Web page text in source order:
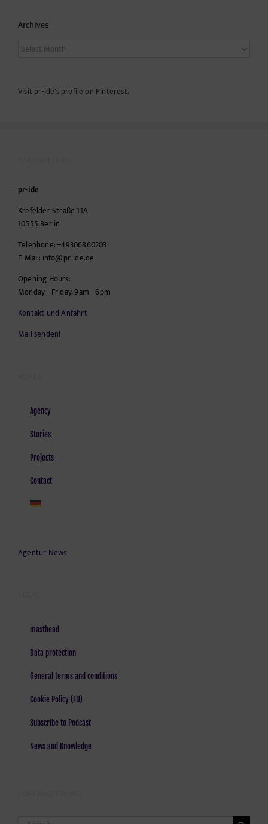
Archives
Archives
Visit pr-ide's profile on Pinterest.
pr-ide
Krefelder Straße 11A
10555 Berlin
Telephone:+49306860203
E-Mail: info@pr-ide.de
Opening Hours:
Monday - Friday, 9am - 6pm
Kontakt und Anfahrt
Mail senden!
Agency
Stories
Projects
Contact
Agentur News
masthead
Data protection
General terms and conditions
Cookie Policy (EU)
Subscribe to Podcast
News and Knowledge